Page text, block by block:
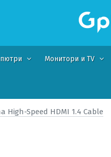
Монитори и TV
High-Speed HDMI 1.4 Cable